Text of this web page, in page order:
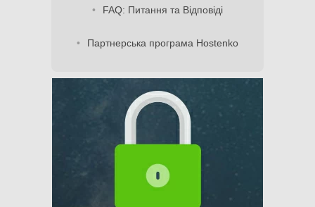
FAQ: Питання та Відповіді
Партнерська програма Hostenko